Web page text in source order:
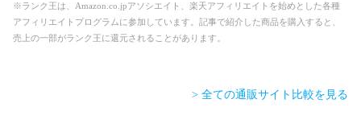
※ランク王は、Amazon.co.jpアソシエイト、楽天アフィリエイトを始めとした各種
アフィリエイトプログラムに参加しています。記事で紹介した商品を購入すると、
売上の一部がランク王に還元されることがあります。
> 全ての通販サイト比較を見る